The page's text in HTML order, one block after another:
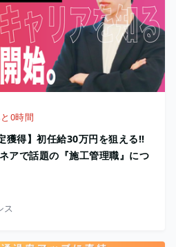
0時間
獲得】初任給30万円を狙える!!
アで話題の『施工管理職』につ
ス